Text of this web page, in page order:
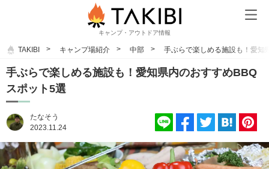
キャンプ・アウトドア情報
TAKIBI キャンプ場紹介 中部 手ぶらで楽しめる施設も！愛知
手ぶらで楽しめる施設も！愛知県内のおすすめBBQ
スポット5選
たなそう
2023.11.24